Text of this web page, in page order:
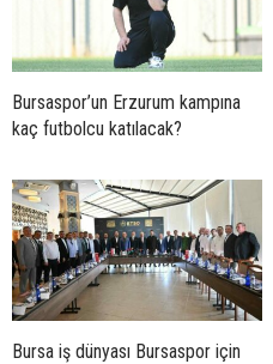
Bursaspor’un Erzurum kampına
kaç futbolcu katılacak?
Bursa iş dünyası Bursaspor için